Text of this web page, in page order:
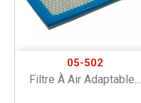
05-502
Filtre À Air Adaptable...